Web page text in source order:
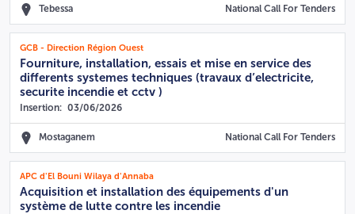
Tebessa National Call For Tenders
GCB - Direction Région Ouest
Fourniture, installation, essais et mise en service des
differents systemes techniques (travaux d’electricite,
securite incendie et cctv )
Insertion: 03/06/2026
Mostaganem National Call For Tenders
APC d'El Bouni Wilaya d'Annaba
Acquisition et installation des équipements d'un
système de lutte contre les incendie